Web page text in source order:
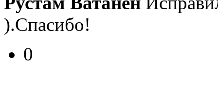
).Спасибо!
0